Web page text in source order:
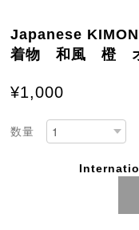
Japanese
着物 和風 橙
¥1,000
数量